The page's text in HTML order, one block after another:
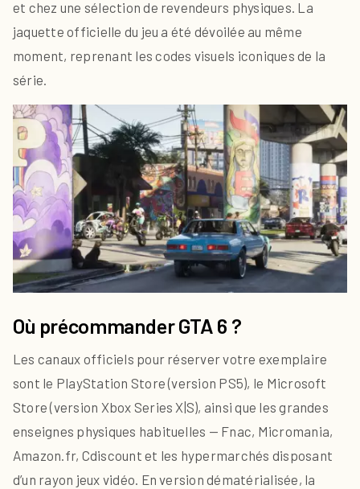
et chez une sélection de revendeurs physiques. La
jaquette officielle du jeu a été dévoilée au même
moment, reprenant les codes visuels iconiques de la
série.
Où précommander GTA 6 ?
Les canaux officiels pour réserver votre exemplaire
sont le PlayStation Store (version PS5), le Microsoft
Store (version Xbox Series X|S), ainsi que les grandes
enseignes physiques habituelles — Fnac, Micromania,
Amazon.fr, Cdiscount et les hypermarchés disposant
d’un rayon jeux vidéo. En version dématérialisée, la